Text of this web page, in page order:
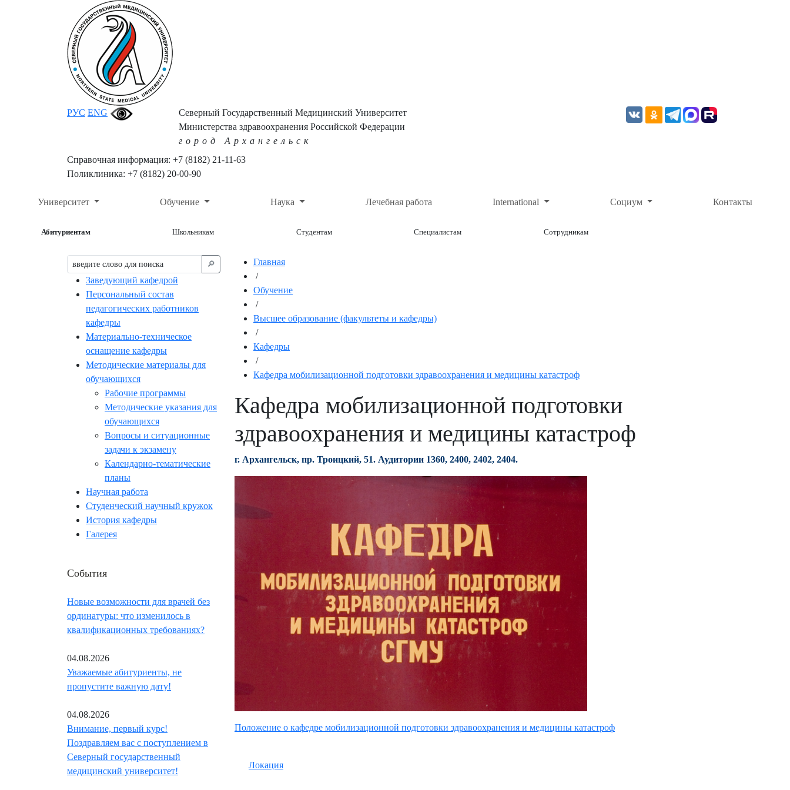
РУС ENG
Северный Государственный Медицинский Университет
Министерства здравоохранения Российской Федерации
город Архангельск
Справочная информация: +7 (8182) 21-11-63
Поликлиника: +7 (8182) 20-00-90
Университет Обучение Наука Лечебная работа International Социум Контакты
Абитуриентам Школьникам Студентам Специалистам Сотрудникам
🔎︎
Заведующий кафедрой
Персональный состав
педагогических работников
кафедры
Материально-техническое
оснащение кафедры
Методические материалы для
обучающихся
Рабочие программы
Методические указания для
обучающихся
Вопросы и ситуационные
задачи к экзамену
Календарно-тематические
планы
Научная работа
Студенческий научный кружок
История кафедры
Галерея
События
Новые возможности для врачей без
ординатуры: что изменилось в
квалификационных требованиях?
04.08.2026
Уважаемые абитуриенты, не
пропустите важную дату!
04.08.2026
Внимание, первый курс!
Поздравляем вас с поступлением в
Северный государственный
медицинский университет!
Главная
/
Обучение
/
Высшее образование (факультеты и кафедры)
/
Кафедры
/
Кафедра мобилизационной подготовки здравоохранения и медицины катастроф
Кафедра мобилизационной подготовки
здравоохранения и медицины катастроф
г. Архангельск, пр. Троицкий, 51. Аудитории 1360, 2400, 2402, 2404.
Положение о кафедре мобилизационной подготовки здравоохранения и медицины катастроф
Локация